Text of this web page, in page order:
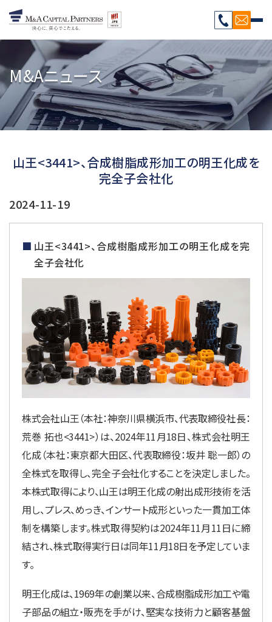
M&Aニュース
山王<3441>、合成樹脂成形加工の明王化成を
完全子会社化
2024-11-19
山王<3441>、合成樹脂成形加工の明王化成を完
全子会社化
株式会社山王（本社：神奈川県横浜市、代表取締役社長：
荒巻 拓也<3441>）は、2024年11月18日、株式会社明王
化成（本社：東京都大田区、代表取締役：坂井 聡一郎）の
全株式を取得し、完全子会社化することを決定しました。
本株式取得により、山王は明王化成の射出成形技術を活
用し、プレス、めっき、インサート成形といった一貫加工体
制を構築します。株式取得契約は2024年11月11日に締
結され、株式取得実行日は同年11月18日を予定していま
す。
明王化成は、1969年の創業以来、合成樹脂成形加工や電
子部品の組立・販売を手がけ、堅実な技術力と顧客基盤